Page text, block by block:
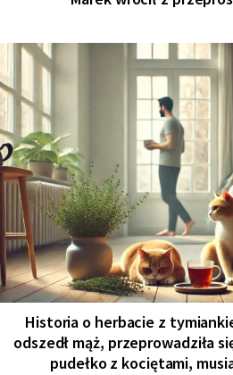
Historia o herbacie z
odszedł mąż, przeprowadziła
pudełko z kociętami,